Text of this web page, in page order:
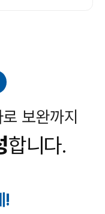
보완까지
합니다.
!